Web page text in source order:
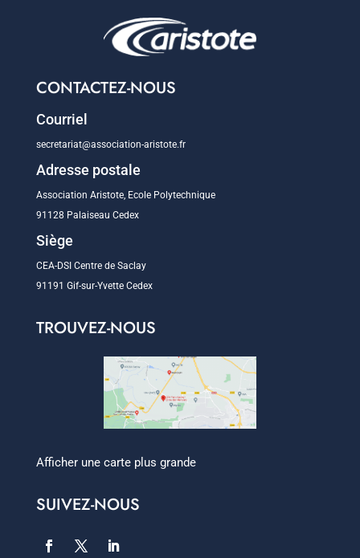
CONTACTEZ-NOUS
Courriel
secretariat@association-aristote.fr
Adresse postale
Association Aristote, Ecole Polytechnique
91128 Palaiseau Cedex
Siège
CEA-DSI Centre de Saclay
91191 Gif-sur-Yvette Cedex
TROUVEZ-NOUS
Afficher une carte plus grande
SUIVEZ-NOUS